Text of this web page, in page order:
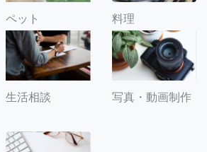
ペット 料理
生活相談 写真・動画制作